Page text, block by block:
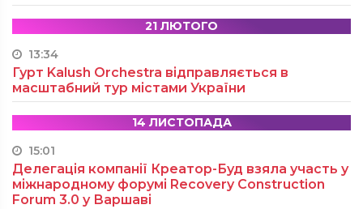
21 ЛЮТОГО
13:34
Гурт Kalush Orchestra відправляється в
масштабний тур містами України
14 ЛИСТОПАДА
15:01
Делегація компанії Креатор-Буд взяла участь у
міжнародному форумі Recovery Construction
Forum 3.0 у Варшаві